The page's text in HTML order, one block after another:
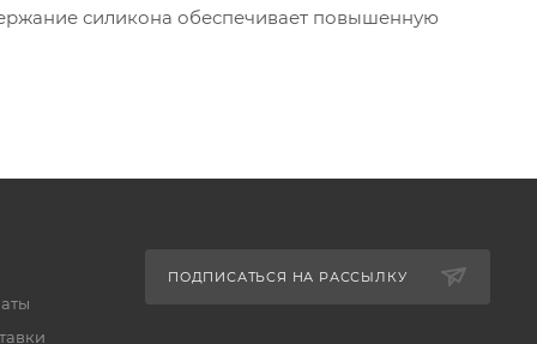
силикона обеспечивает повышенную
ПОДПИСАТЬСЯ НА РАССЫЛКУ